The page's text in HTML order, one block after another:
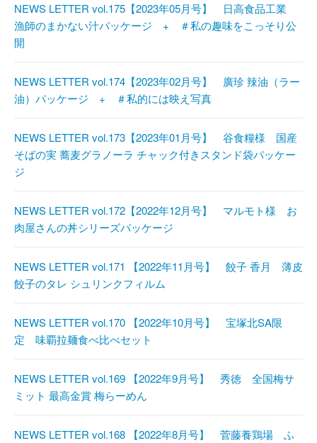
NEWS LETTER vol.175【2023年05月号】 日高食品工業
漁師のまかない汁パッケージ + ＃私の趣味をこっそり公
開
NEWS LETTER vol.174【2023年02月号】 廣珍 辣油（ラー
油）パッケージ + ＃私的には映え写真
NEWS LETTER vol.173【2023年01月号】 谷食糧様 国産
そばの実 蕎麦グラノーラ チャック付きスタンド袋パッケー
ジ
NEWS LETTER vol.172【2022年12月号】 マルモト様 お
肉屋さんの丼シリーズパッケージ
NEWS LETTER vol.171 【2022年11月号】 餃子 香月 薄皮
餃子のタレ シュリンクフィルム
NEWS LETTER vol.170 【2022年10月号】 宝塚北SA限
定 味覇拉麺食べ比べセット
NEWS LETTER vol.169 【2022年9月号】 秀徳 全国梅サ
ミット 最高金賞 梅らーめん
NEWS LETTER vol.168 【2022年8月号】 菅藤養鶏場 ふ